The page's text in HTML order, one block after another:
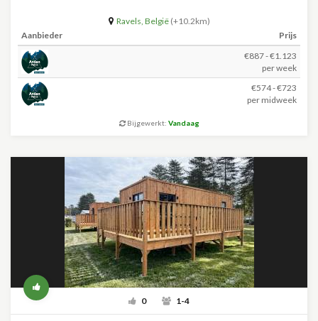
Ravels, België (+10.2km)
Aanbieder
Prijs
€887 - €1.123
per week
€574 - €723
per midweek
Bijgewerkt: Vandaag
0 1-4